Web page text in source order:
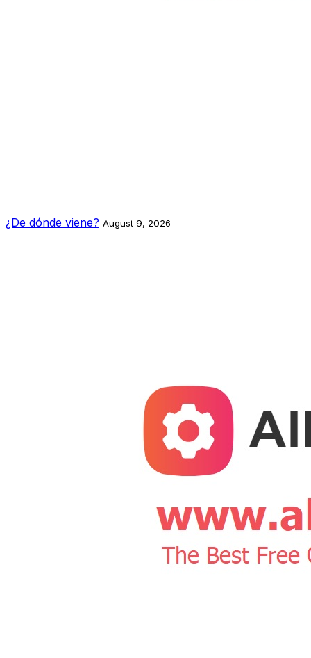
¿De dónde viene? August 9, 2026